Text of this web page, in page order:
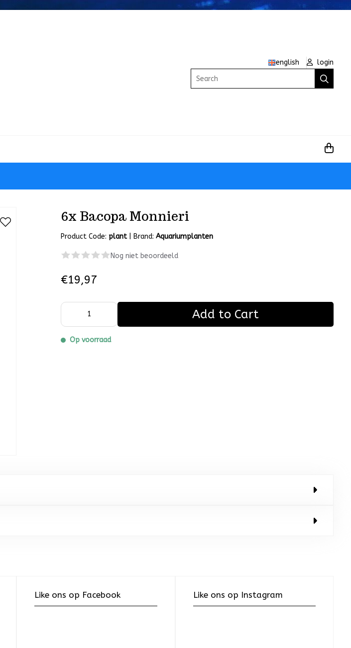
english
login
Search
6x Bacopa Monnieri
Product Code: plant Brand:Aquariumplanten
Nog niet beoordeeld
€19,97
Add to Cart
Op voorraad
Like ons op Facebook Like ons op Instagram